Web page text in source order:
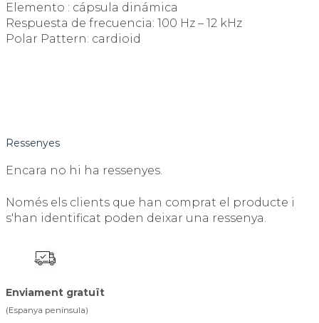
Elemento : cápsula dinámica
Respuesta de frecuencia: 100 Hz – 12 kHz
Polar Pattern: cardioid
Ressenyes
Encara no hi ha ressenyes.
Només els clients que han comprat el producte i
s'han identificat poden deixar una ressenya.
Enviament gratuït
(Espanya península)